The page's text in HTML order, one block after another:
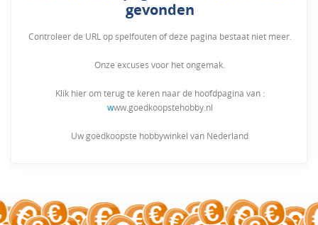
gevonden
Controleer de URL op spelfouten of deze pagina bestaat niet meer.
Onze excuses voor het ongemak.
Klik hier om terug te keren naar de hoofdpagina van :
www.goedkoopstehobby.nl
Uw goedkoopste hobbywinkel van Nederland